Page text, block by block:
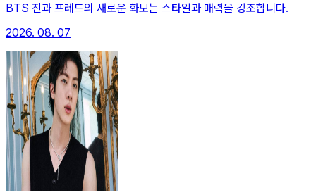
BTS 진과 프레드의 새로운 화보는 스타일과 매력을 강조합니다.
2026. 08. 07